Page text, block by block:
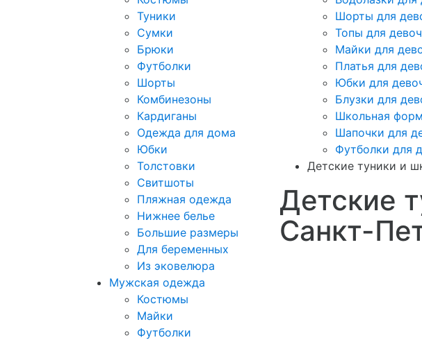
Туники
Сумки
Брюки
Футболки
Шорты
Комбинезоны
Кардиганы
Одежда для дома
Юбки
Толстовки
Свитшоты
Пляжная одежда
Нижнее белье
Большие размеры
Для беременных
Из эковелюра
Мужская одежда
Костюмы
Майки
Футболки
Шорты для
Топы для
Майки для
Платья для
Юбки для
Блузки для
Школьная
Шапочки для
Футболки для
Детские туники и
Детские
Санкт-